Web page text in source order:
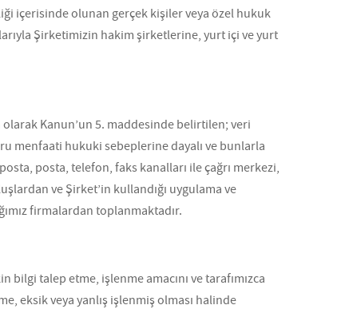
içerisinde olunan gerçek kişiler veya özel hukuk
Şirketimizin hakim şirketlerine, yurt içi ve yurt
Kanun’un 5. maddesinde belirtilen; veri
menfaati hukuki sebeplerine dayalı ve bunlarla
posta, telefon, faks kanalları ile çağrı merkezi,
ve Şirket’in kullandığı uygulama ve
firmalardan toplanmaktadır.
talep etme, işlenme amacını ve tarafımızca
eksik veya yanlış işlenmiş olması halinde